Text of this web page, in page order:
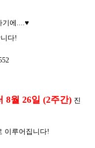
기에....♥
다!
8월 26일 (2주간) 진
이루어집니다!